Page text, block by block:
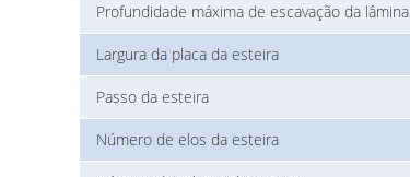
Profundidade máxima de escavação da lâmina
Largura da placa da esteira
Passo da esteira
Número de elos da esteira